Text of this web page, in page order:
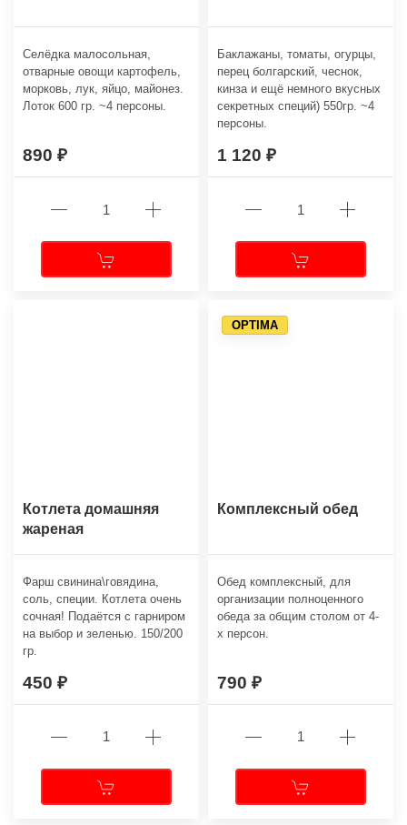
Селёдка малосольная,
отварные овощи картофель,
морковь, лук, яйцо, майонез.
Лоток 600 гр. ~4 персоны.
890
Баклажаны, томаты, огурцы,
перец болгарский, чеснок,
кинза и ещё немного вкусных
секретных специй) 550гр. ~4
персоны.
1 120
Котлета домашняя
жареная
Фарш свинина\говядина,
соль, специи. Котлета очень
сочная! Подаётся с гарниром
на выбор и зеленью. 150/200
гр.
450
OPTIMA
Комплексный обед
Обед комплексный, для
организации полноценного
обеда за общим столом от 4-
х персон.
790